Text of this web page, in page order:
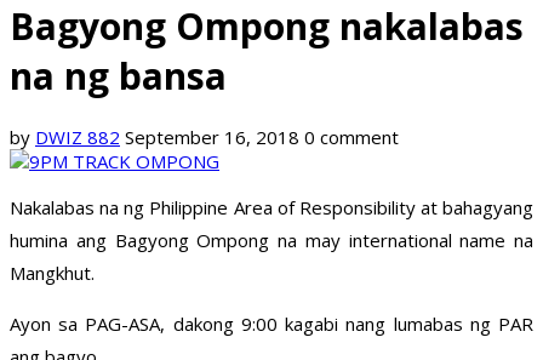
Bagyong Ompong nakalabas
na ng bansa
by DWIZ 882 September 16, 2018 0 comment
Nakalabas na ng Philippine Area of Responsibility at bahagyang
humina ang Bagyong Ompong na may international name na
Mangkhut.
Ayon sa PAG-ASA, dakong 9:00 kagabi nang lumabas ng PAR